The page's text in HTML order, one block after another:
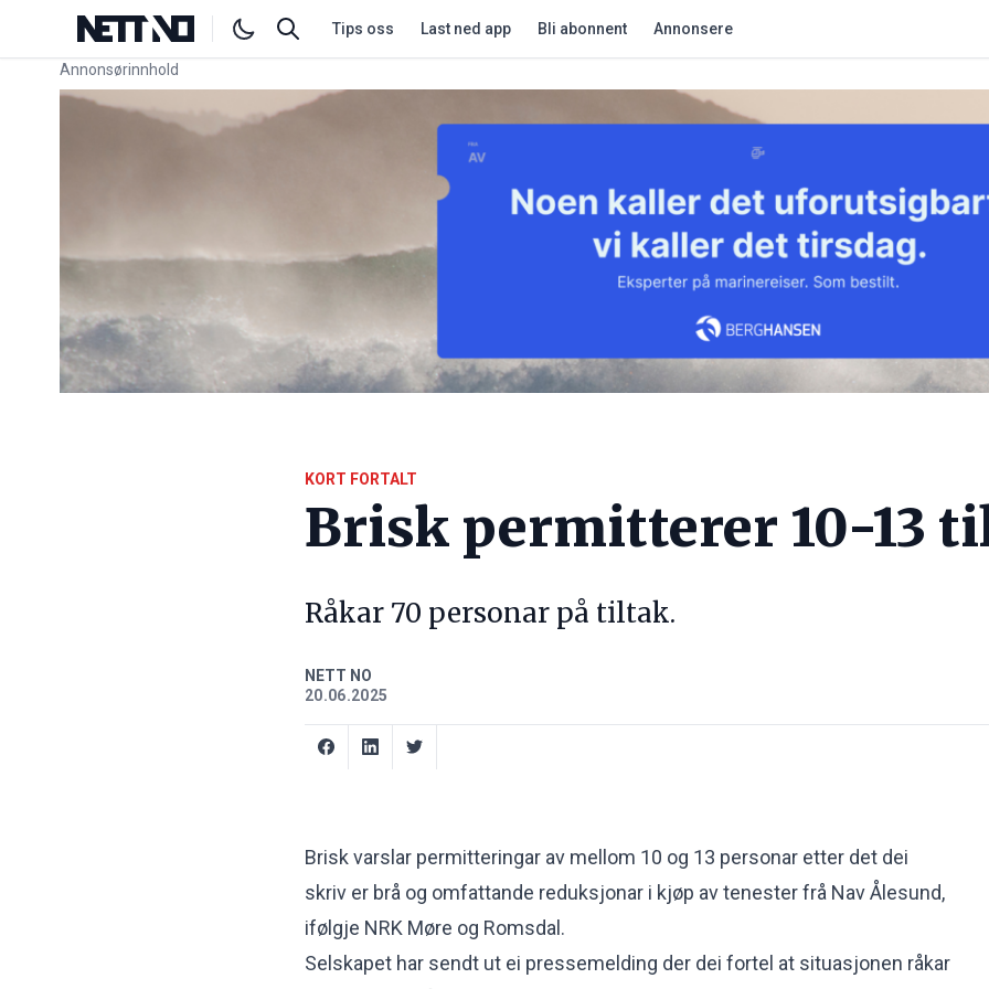
Tips oss Last ned app Bli abonnent Annonsere
Annonsørinnhold
Link for annonse
KORT FORTALT
Brisk permitterer 10-13
Råkar 70 personar på tiltak.
NETT NO
20.06.2025
Brisk varslar permitteringar av mellom 10 og 13 personar etter det dei
skriv er brå og omfattande reduksjonar i kjøp av tenester frå Nav Ålesund,
ifølgje NRK Møre og Romsdal .
Selskapet har sendt ut ei pressemelding der dei fortel at situasjonen råkar